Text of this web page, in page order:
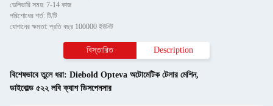
ডেলিভারি সময়: 7-14 কাজ
পরিশোধের শর্ত: টি/টি
যোগানের ক্ষমতা: প্রতি বছর 100000 ইউনিট
বিস্তারিত Description
বিশেষভাবে তুলে ধরা: Diebold Opteva অটোমেটিক টেলার মেশিন,
ডাইবোল্ড ৫২২ লবি ক্যাশ ডিসপেনসার